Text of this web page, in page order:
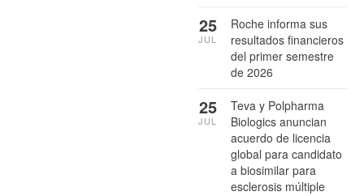
Roche informa sus
resultados financieros
del primer semestre
de 2026
25
JUL
Teva y Polpharma
Biologics anuncian
acuerdo de licencia
global para candidato
a biosimilar para
esclerosis múltiple
25
JUL